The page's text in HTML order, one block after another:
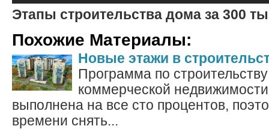
Этапы строительства дома за 300
Похожие Материалы:
Новые этажи в
Программа по
коммерческой
выполнена на все сто процентов,
времени снять...